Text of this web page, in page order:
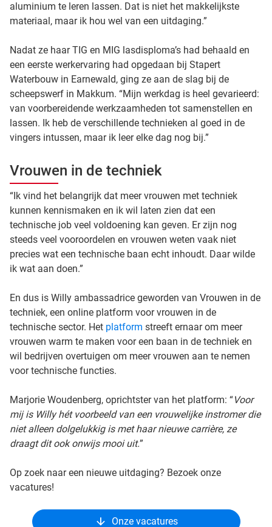
aluminium te leren lassen. Dat is niet het makkelijkste
materiaal, maar ik hou wel van een uitdaging.”
Nadat ze haar TIG en MIG lasdisploma’s had behaald en
een eerste werkervaring had opgedaan bij Stapert
Waterbouw in Earnewald, ging ze aan de slag bij de
scheepswerf in Makkum. “Mijn werkdag is heel gevarieerd:
van voorbereidende werkzaamheden tot samenstellen en
lassen. Ik heb de verschillende technieken al goed in de
vingers intussen, maar ik leer elke dag nog bij.”
Vrouwen in de techniek
“Ik vind het belangrijk dat meer vrouwen met techniek
kunnen kennismaken en ik wil laten zien dat een
technische job veel voldoening kan geven. Er zijn nog
steeds veel vooroordelen en vrouwen weten vaak niet
precies wat een technische baan echt inhoudt. Daar wilde
ik wat aan doen.”
En dus is Willy ambassadrice geworden van Vrouwen in de
techniek, een online platform voor vrouwen in de
technische sector. Het platform streeft ernaar om meer
vrouwen warm te maken voor een baan in de techniek en
wil bedrijven overtuigen om meer vrouwen aan te nemen
voor technische functies.
Marjorie Woudenberg, oprichtster van het platform: “Voor
mij is Willy hét voorbeeld van een vrouwelijke instromer die
niet alleen dolgelukkig is met haar nieuwe carrière, ze
draagt dit ook onwijs mooi uit.”
Op zoek naar een nieuwe uitdaging? Bezoek onze
vacatures!
Onze vacatures